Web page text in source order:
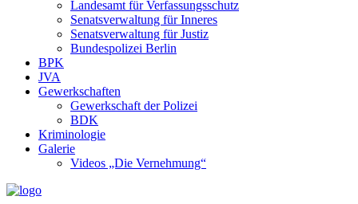
Landesamt für Verfassungsschutz
Senatsverwaltung für Inneres
Senatsverwaltung für Justiz
Bundespolizei Berlin
BPK
JVA
Gewerkschaften
Gewerkschaft der Polizei
BDK
Kriminologie
Galerie
Videos „Die Vernehmung“